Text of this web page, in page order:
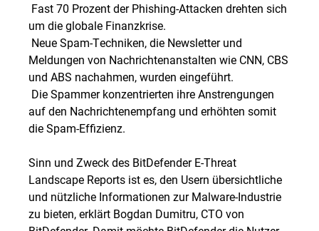
 Fast 70 Prozent der Phishing-Attacken drehten sich
um die globale Finanzkrise.
 Neue Spam-Techniken, die Newsletter und
Meldungen von Nachrichtenanstalten wie CNN, CBS
und ABS nachahmen, wurden eingeführt.
 Die Spammer konzentrierten ihre Anstrengungen
auf den Nachrichtenempfang und erhöhten somit
die Spam-Effizienz.
Sinn und Zweck des BitDefender E-Threat
Landscape Reports ist es, den Usern übersichtliche
und nützliche Informationen zur Malware-Industrie
zu bieten, erklärt Bogdan Dumitru, CTO von